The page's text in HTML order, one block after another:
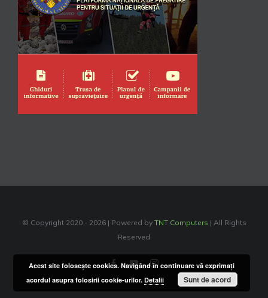
© Copyright 2020 - 2026 | Powered by TNT Computers | All Rights
Reserved
FacebookYouTubeInstagram
Acest site foloseşte cookies. Navigând în continuare vă exprimaţi
acordul asupra folosirii cookie-urilor. Detalii Sunt de acord